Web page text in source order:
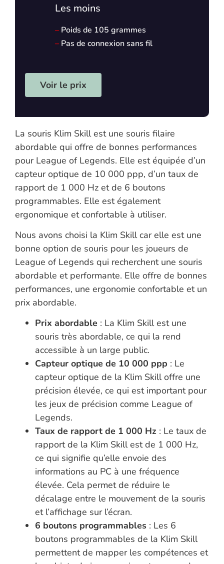
Les moins
– Poids de 105 grammes
– Pas de connexion sans fil
Voir le prix
La souris Klim Skill est une souris filaire
abordable qui offre de bonnes performances
pour League of Legends. Elle est équipée d’un
capteur optique de 10 000 ppp, d’un taux de
rapport de 1 000 Hz et de 6 boutons
programmables. Elle est également
ergonomique et confortable à utiliser.
Nous avons choisi la Klim Skill car elle est une
bonne option de souris pour les joueurs de
League of Legends qui recherchent une souris
abordable et performante. Elle offre de bonnes
performances, une ergonomie confortable et un
prix abordable.
Prix abordable : La Klim Skill est une
souris très abordable, ce qui la rend
accessible à un large public.
Capteur optique de 10 000 ppp : Le
capteur optique de la Klim Skill offre une
précision élevée, ce qui est important pour
les jeux de précision comme League of
Legends.
Taux de rapport de 1 000 Hz : Le taux de
rapport de la Klim Skill est de 1 000 Hz,
ce qui signifie qu’elle envoie des
informations au PC à une fréquence
élevée. Cela permet de réduire le
décalage entre le mouvement de la souris
et l’affichage sur l’écran.
6 boutons programmables : Les 6
boutons programmables de la Klim Skill
permettent de mapper les compétences et